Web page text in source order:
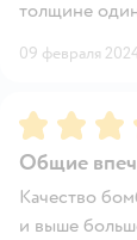
толщине
09 февраля
Рейтинг:5
Общие
Качество
и выше